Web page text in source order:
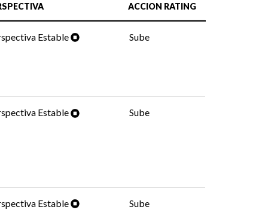
ACCION RATING
Estable Sube
Estable Sube
Estable Sube